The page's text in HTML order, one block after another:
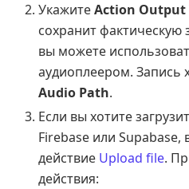
УкажитеAction Output
сохранит фактическую
вы можете
аудиоплеером. Запись
Audio Path.
Если вы хотите
Firebase или
действие Upload file.
действия: